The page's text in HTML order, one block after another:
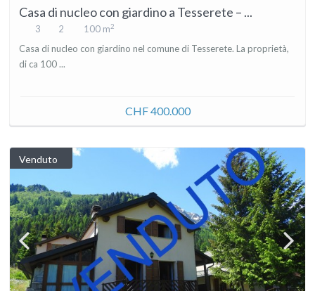
Casa di nucleo con giardino a Tesserete – ...
3 2 100 m2
Casa di nucleo con giardino nel comune di Tesserete. La proprietà,
di ca 100 ...
CHF 400.000
Venduto